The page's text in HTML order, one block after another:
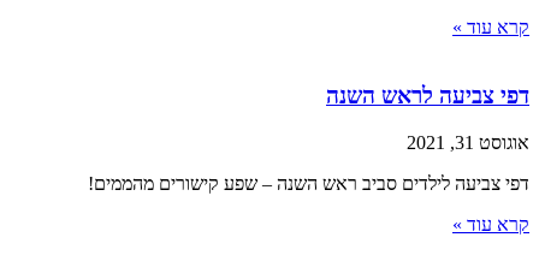
קרא עוד »
דפי צביעה לראש השנה
אוגוסט 31, 2021
דפי צביעה לילדים סביב ראש השנה – שפע קישורים מהממים!
קרא עוד »